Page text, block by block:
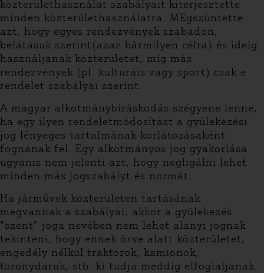
közterülethasználat szabályait kiterjesztette
minden közterülethasználatra. MEgszüntette
azt, hogy egyes rendezvények szabadon,
belátásuk szerint(azaz bármilyen célra) és ideig
használjanak közterületet, míg más
rendezvények (pl. kulturáis vagy sport) csak e
rendelet szabályai szerint.
A magyar alkotmánybíráskodás szégyene lenne,
ha egy ilyen rendeletmódosítást a gyülekezési
jog lényeges tartalmának korlátozásaként
fognának fel. Egy alkotmányos jog gyakorlása
ugyanis nem jelenti azt, hogy negligálni lehet
minden más jogszabályt és normát.
Ha járművek közterületen tartásának
megvannak a szabályai, akkor a gyülekezés
“szent” joga nevében nem lehet alanyi jognak
tekinteni, hogy ennek örve alatt közterületet,
engedély nélkül traktorok, kamionok,
toronydaruk, stb. ki tudja meddig elfoglaljanak.